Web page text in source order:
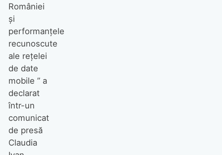
României
şi
performanţele
recunoscute
ale reţelei
de date
mobile ” a
declarat
într-un
comunicat
de presă
Claudia